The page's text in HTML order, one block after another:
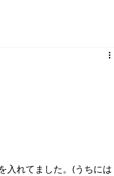
入れてました。(うちには